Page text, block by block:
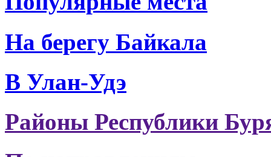
На берегу Байкала
В Улан-Удэ
Районы Республики